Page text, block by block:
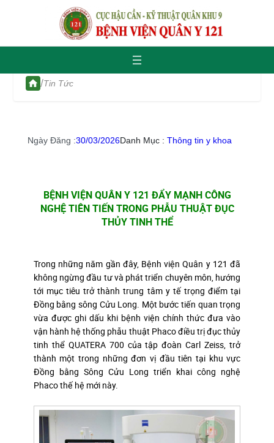
/Tin Tức
Ngày Đăng :30/03/2026Danh Mục : Thông tin y khoa
BỆNH VIỆN QUÂN Y 121 ĐẨY MẠNH CÔNG
NGHỆ TIÊN TIẾN TRONG PHẪU THUẬT ĐỤC
THỦY TINH THỂ
Trong những năm gần đây, Bệnh viện Quân y 121 đã
không ngừng đầu tư và phát triển chuyên môn, hướng
tới mục tiêu trở thành trung tâm y tế trọng điểm tại
Đồng bằng sông Cửu Long. Một bước tiến quan trọng
vừa được ghi dấu khi bệnh viện chính thức đưa vào
vận hành hệ thống phẫu thuật Phaco điều trị đục thủy
tinh thể QUATERA 700 của tập đoàn Carl Zeiss, trở
thành một trong những đơn vị đầu tiên tại khu vực
Đồng bằng Sông Cửu Long triển khai công nghệ
Phaco thế hệ mới này.